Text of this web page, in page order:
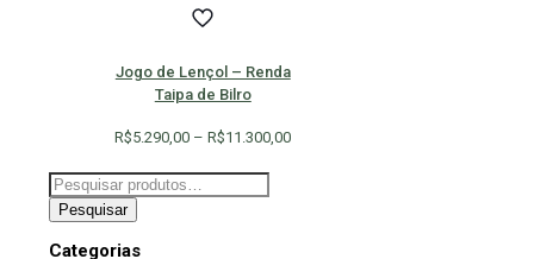
Jogo de Lençol – Renda
Taipa de Bilro
R$5.290,00 – R$11.300,00Faixa
Pesquisar
por:Pesquisar
Categorias